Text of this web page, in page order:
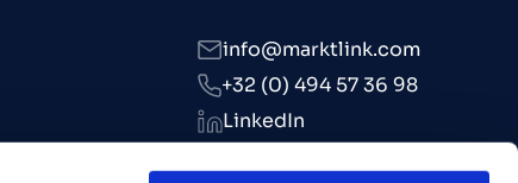
info@marktlink.com
+32 (0) 494 57 36 98
LinkedIn